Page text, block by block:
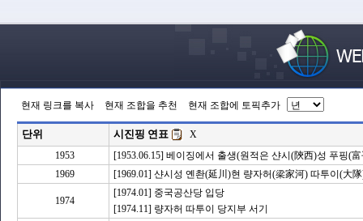
현재 링크를 복사 현재 조합을 추천 현재 조합에 토픽추가
단위 시진핑 연표
X
1953
[1953.06.15] 베이징에서 출생(원적은 샨시(陝西)성 푸핑(
1969
[1969.01] 샨시성 옌촨(延川)현 량자허(梁家河) 따투이(大
1974
[1974.01] 중국공산당 입당
[1974.11] 량자허 따투이 당지부 서기